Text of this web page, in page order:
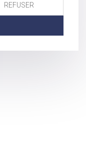
REFUSER